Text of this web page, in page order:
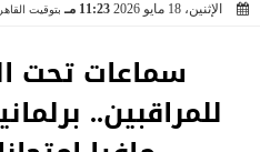
الإثنين، 18 مايو 2026
11:23 مـ بتوقيت
سماعات تحت
للمراقبين..